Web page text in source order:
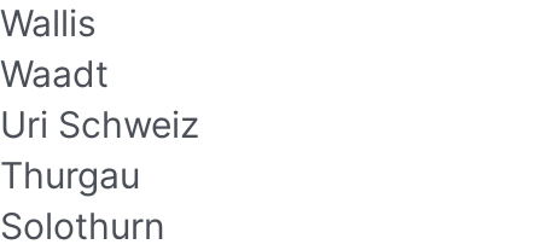
Wallis
Waadt
Uri Schweiz
Thurgau
Solothurn